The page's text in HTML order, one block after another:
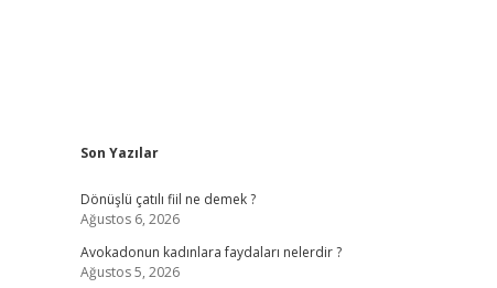
Sidebar
Son Yazılar
Dönüşlü çatılı fiil ne demek ?
Ağustos 6, 2026
Avokadonun kadınlara faydaları nelerdir ?
Ağustos 5, 2026